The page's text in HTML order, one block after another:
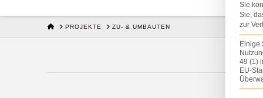
HOMEPROJEKTE ZU- & UMBAUTEN
Sie
Sie,
zur
Einige
49 (1)
EU-